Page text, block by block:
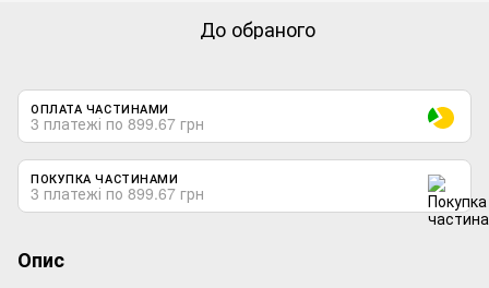
До обраного
ОПЛАТА ЧАСТИНАМИ
3 платежі по 899.67 грн
ПОКУПКА ЧАСТИНАМИ
3 платежі по 899.67 грн
Опис